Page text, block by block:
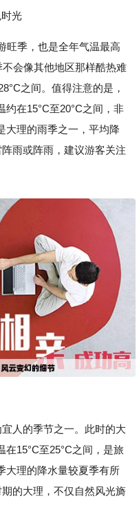
光
旺季，也是全年气温最高
不会像其他地区那样酷热难
之间。值得注意的是，
在15°C至20°C之间，非
大理的雨季之一，平均降
雨或阵雨，建议游客关注
人的季节之一。此时的大
15°C至25°C之间，是旅
大理的降水量较夏季有所
的大理，不仅自然风光旖